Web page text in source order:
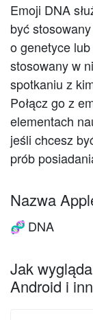
Emoji DNA
być
o genetyce
stosowany w
spotkaniu z
Połącz go z
elementach
jeśli chcesz
prób
Nazwa
🧬 DNA
Jak
Android i